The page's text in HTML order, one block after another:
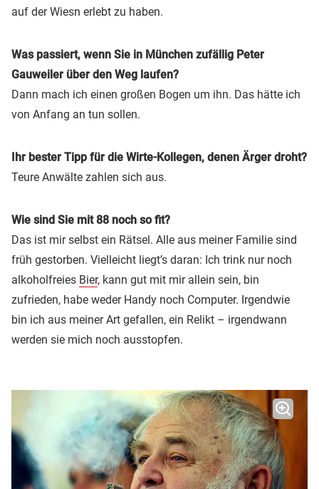
auf der Wiesn erlebt zu haben.
Was passiert, wenn Sie in München zufällig Peter
Gauweiler über den Weg laufen?
Dann mach ich einen großen Bogen um ihn. Das hätte ich
von Anfang an tun sollen.
Ihr bester Tipp für die Wirte-Kollegen, denen Ärger droht?
Teure Anwälte zahlen sich aus.
Wie sind Sie mit 88 noch so fit?
Das ist mir selbst ein Rätsel. Alle aus meiner Familie sind
früh gestorben. Vielleicht liegt’s daran: Ich trink nur noch
alkoholfreies Bier, kann gut mit mir allein sein, bin
zufrieden, habe weder Handy noch Computer. Irgendwie
bin ich aus meiner Art gefallen, ein Relikt – irgendwann
werden sie mich noch ausstopfen.